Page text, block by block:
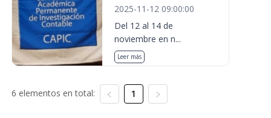
2025-11-12 09:00:00
Del 12 al 14 de
noviembre en n...
Leer más
6 elementos en total: 1